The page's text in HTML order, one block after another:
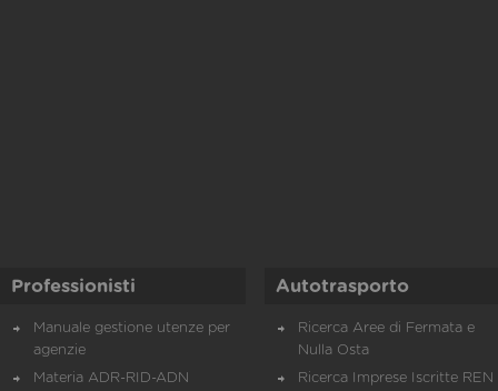
Professionisti
Manuale gestione utenze per
agenzie
Materia ADR-RID-ADN
Autotrasporto
Ricerca Aree di Fermata e
Nulla Osta
Ricerca Imprese Iscritte REN